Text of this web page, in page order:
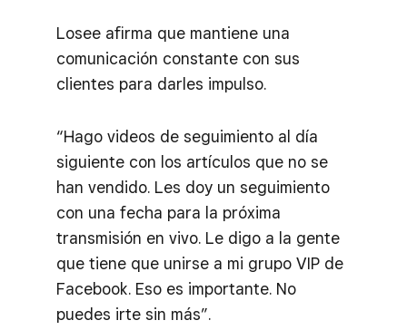
Losee afirma que mantiene una
comunicación constante con sus
clientes para darles impulso.
“Hago videos de seguimiento al día
siguiente con los artículos que no se
han vendido. Les doy un seguimiento
con una fecha para la próxima
transmisión en vivo. Le digo a la gente
que tiene que unirse a mi grupo VIP de
Facebook. Eso es importante. No
puedes irte sin más”.